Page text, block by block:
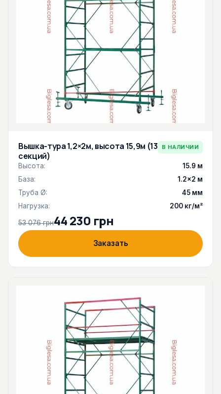
Вышка-тура 1,2×2м, высота 15,9м (13
секций)
В НАЛИЧИИ
Высота:
15.9 м
База:
1.2×2 м
Труба Ø:
45 мм
Нагрузка:
200 кг/м²
53 076 грн44 230 грн
Заказать